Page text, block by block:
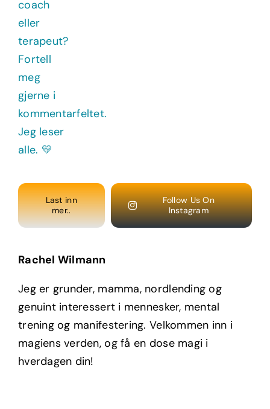
Last inn
mer..
Follow Us On
Instagram
Rachel Wilmann
Jeg er grunder, mamma, nordlending og
genuint interessert i mennesker, mental
trening og manifestering. Velkommen inn i
magiens verden, og få en dose magi i
hverdagen din!